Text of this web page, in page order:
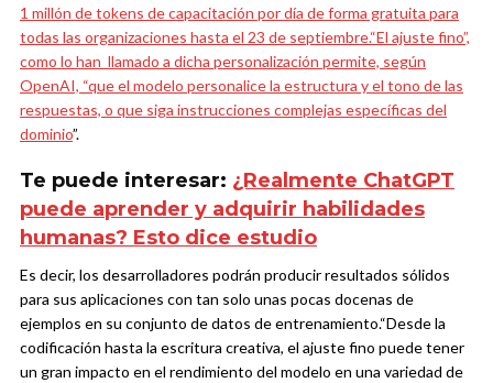
1 millón de tokens de capacitación por día de forma gratuita para
todas las organizaciones hasta el 23 de septiembre.“El ajuste fino”,
como lo han llamado a dicha personalización permite, según
OpenAI, “que el modelo personalice la estructura y el tono de las
respuestas, o que siga instrucciones complejas específicas del
dominio”.
Te puede interesar: ¿Realmente ChatGPT
puede aprender y adquirir habilidades
humanas? Esto dice estudio
Es decir, los desarrolladores podrán producir resultados sólidos
para sus aplicaciones con tan solo unas pocas docenas de
ejemplos en su conjunto de datos de entrenamiento.“Desde la
codificación hasta la escritura creativa, el ajuste fino puede tener
un gran impacto en el rendimiento del modelo en una variedad de